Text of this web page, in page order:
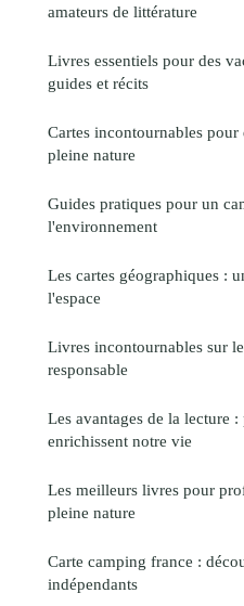
amateurs de littérature
Livres essentiels pour des
guides et récits
Cartes incontournables
pleine nature
Guides pratiques pour un
l'environnement
Les cartes géographiques :
l'espace
Livres incontournables sur
responsable
Les avantages de la lecture
enrichissent notre vie
Les meilleurs livres pour
pleine nature
Carte camping france :
indépendants